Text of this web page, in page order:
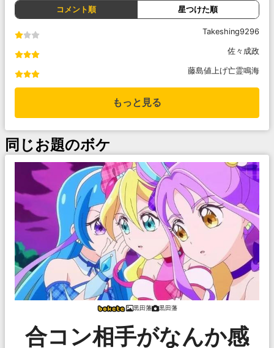
コメント順 星つけた順
Takeshing9296
佐々成政
藤島値上げ亡霊鳴海
もっと見る
同じお題のボケ
黒田藩 黒田藩
合コン相手がなんか感